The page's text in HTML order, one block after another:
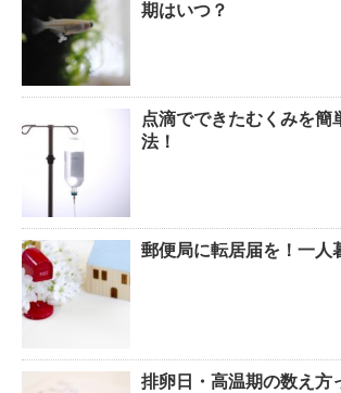
期はいつ？
点滴でできたむくみを簡
法！
郵便局に転居届を！一人
排卵日・高温期の数え方